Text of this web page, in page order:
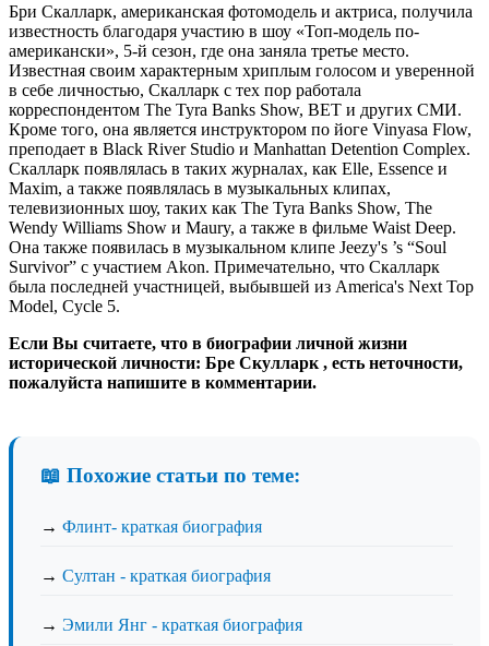
Бри Скалларк, американская фотомодель и актриса, получила
известность благодаря участию в шоу «Топ-модель по-
американски», 5-й сезон, где она заняла третье место.
Известная своим характерным хриплым голосом и уверенной
в себе личностью, Скалларк с тех пор работала
корреспондентом The Tyra Banks Show, BET и других СМИ.
Кроме того, она является инструктором по йоге Vinyasa Flow,
преподает в Black River Studio и Manhattan Detention Complex.
Скалларк появлялась в таких журналах, как Elle, Essence и
Maxim, а также появлялась в музыкальных клипах,
телевизионных шоу, таких как The Tyra Banks Show, The
Wendy Williams Show и Maury, а также в фильме Waist Deep.
Она также появилась в музыкальном клипе Jeezy's ’s “Soul
Survivor” с участием Akon. Примечательно, что Скалларк
была последней участницей, выбывшей из America's Next Top
Model, Cycle 5.
Если Вы считаете, что в биографии личной жизни
исторической личности: Бре Скулларк , есть неточности,
пожалуйста напишите в комментарии.
📖 Похожие статьи по теме:
→ Флинт- краткая биография
→ Султан - краткая биография
→ Эмили Янг - краткая биография